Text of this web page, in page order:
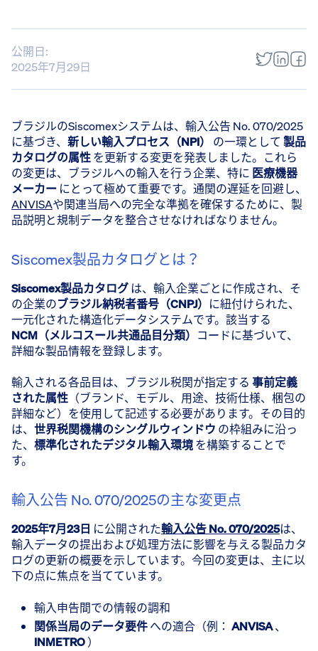
公開日:
2025年7月29日
ブラジルのSiscomexシステムは、輸入公告 No. 070/2025
に基づき、 新しい輸入プロセス（NPI） の一環として 製品
カタログの属性を更新する変更を発表しました。これら
の変更は、ブラジルへの輸入を行う企業、特に 医療機器
メーカー にとって極めて重要です。通関の遅延を回避し、
ANVISAや関連当局への完全な準拠を確保するために、製
品説明と規制データを整合させなければなりません。
Siscomex製品カタログとは？
Siscomex製品カタログは、輸入企業ごとに作成され、そ
の企業のブラジル納税者番号（CNPJ） に紐付けられた、
一元化された構造化データシステムです。該当する
NCM（メルコスール共通品目分類） コードに基づいて、
詳細な製品情報を登録します。
輸入される各品目は、ブラジル税関が指定する 事前定義
された属性 （ブランド、モデル、用途、技術仕様、梱包の
詳細など）を使用して記述する必要があります。その目的
は、 世界税関機構のシングルウィンドウ の枠組みに沿っ
た、 標準化されたデジタル輸入環境を構築することで
す。
輸入公告 No. 070/2025の主な変更点
2025年7月23日 に公開された輸入公告 No. 070/2025は、
輸入データの提出および処理方法に影響を与える製品カタ
ログの更新の概要を示しています。今回の変更は、主に以
下の点に焦点を当てています。
輸入申告間での情報の調和
関係当局のデータ要件への適合（例： ANVISA、
INMETRO）